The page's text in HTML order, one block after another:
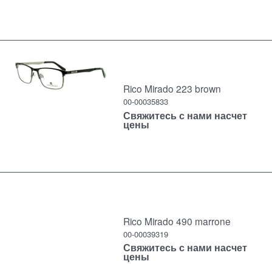
Rico Mirado 223 brown
00-00035833
Свяжитесь с нами насчет
цены
Rico Mirado 490 marrone
00-00039319
Свяжитесь с нами насчет
цены